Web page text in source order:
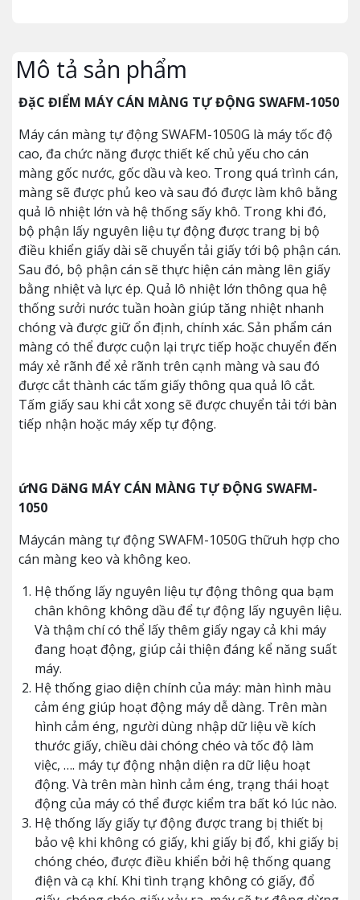
Mô tả sản phẩm
ĐặC ĐIỂM MÁY CÁN MÀNG TỰ ĐỘNG SWAFM-1050
Máy cán màng tự động SWAFM-1050G là máy tốc độ
cao, đa chức năng được thiết kế chủ yếu cho cán
màng gốc nước, gốc dầu và keo. Trong quá trình cán,
màng sẽ được phủ keo và sau đó được làm khô bằng
quả lô nhiệt lớn và hệ thống sấy khô. Trong khi đó,
bộ phận lấy nguyên liệu tự động được trang bị bộ
điều khiển giấy dài sẽ chuyển tải giấy tới bộ phận cán.
Sau đó, bộ phận cán sẽ thực hiện cán màng lên giấy
bằng nhiệt và lực ép. Quả lô nhiệt lớn thông qua hệ
thống sưởi nước tuần hoàn giúp tăng nhiệt nhanh
chóng và được giữ ổn định, chính xác. Sản phẩm cán
màng có thể được cuộn lại trực tiếp hoặc chuyển đến
máy xẻ rãnh để xẻ rãnh trên cạnh màng và sau đó
được cắt thành các tấm giấy thông qua quả lô cắt.
Tấm giấy sau khi cắt xong sẽ được chuyển tải tới bàn
tiếp nhận hoặc máy xếp tự động.
ứNG DäNG MÁY CÁN MÀNG TỰ ĐỘNG SWAFM-
1050
Máycán màng tự động SWAFM-1050G thữuh hợp cho
cán màng keo và không keo.
Hệ thống lấy nguyên liệu tự động thông qua bạm
chân không không dầu để tự động lấy nguyên liệu.
Và thậm chí có thể lấy thêm giấy ngay cả khi máy
đang hoạt động, giúp cải thiện đáng kể năng suất
máy.
Hệ thống giao diện chính của máy: màn hình màu
cảm éng giúp hoạt động máy dễ dàng. Trên màn
hình cảm éng, người dùng nhập dữ liệu về kích
thước giấy, chiều dài chóng chéo và tốc độ làm
việc, …. máy tự động nhận diện ra dữ liệu hoạt
động. Và trên màn hình cảm éng, trạng thái hoạt
động của máy có thể được kiểm tra bất kó lúc nào.
Hệ thống lấy giấy tự động được trang bị thiết bị
bảo vệ khi không có giấy, khi giấy bị đổ, khi giấy bị
chóng chéo, được điều khiển bởi hệ thống quang
điện và cạ khí. Khi tình trạng không có giấy, đổ